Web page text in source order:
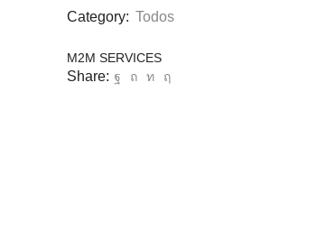
Category: Todos
M2M SERVICES
Share: